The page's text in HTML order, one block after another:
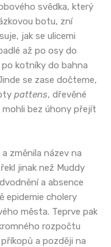
svědka, který
botu, zní
jak se ulicemi
až po osy do
kotníky do bahna
se zase dočteme,
pattens, dřevěné
bez úhony přejít
změnila název na
jinak než Muddy
a absence
epidemie cholery
města. Teprve pak
rozpočtu
a později na